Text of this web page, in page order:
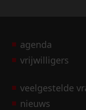
agenda
vrijwilligers
veelgestelde
nieuws